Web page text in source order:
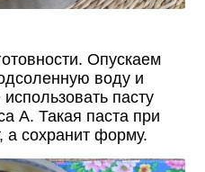
Опускаем
воду и
пасту
А. Такая паста при
а сохранит форму.